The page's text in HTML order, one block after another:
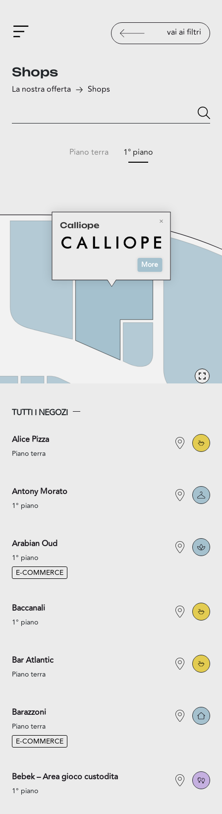
vai ai filtri
Shops
La nostra offerta Shops
Calliope
More
Piano terra 1° piano
TUTTI I NEGOZI
Alice Pizza
Piano terra
Antony Morato
1° piano
Arabian Oud
1° piano
E-COMMERCE
Baccanali
1° piano
Bar Atlantic
Piano terra
Barazzoni
Piano terra
E-COMMERCE
Bebek – Area gioco custodita
1° piano